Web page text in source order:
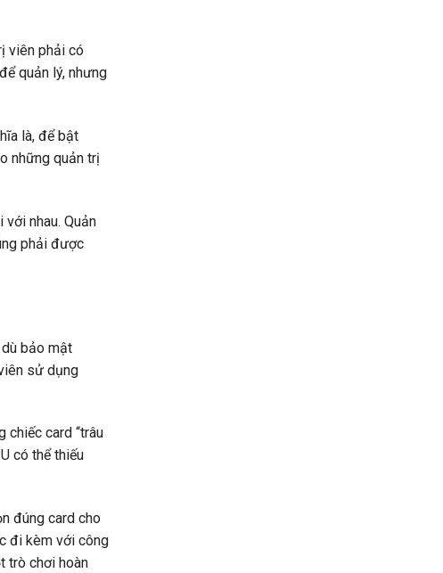
viên phải có
quản lý, nhưng
là, để bật
những quản trị
nhau. Quản
phải được
bảo mật
sử dụng
chiếc card “trâu
có thể thiếu
đúng card cho
đi kèm với công
trò chơi hoàn